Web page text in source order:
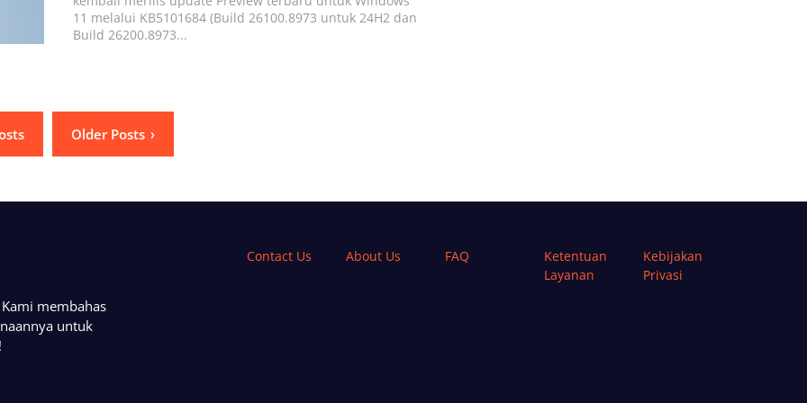
11 melalui KB5101684 (Build 26100.8973 untuk 24H2 dan
Build 26200.8973...
Older Posts
membahas
untuk
Contact Us About Us FAQ
Ketentuan
Layanan
Kebijakan
Privasi